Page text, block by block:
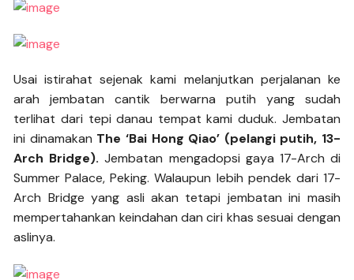
Usai istirahat sejenak kami melanjutkan perjalanan ke
arah jembatan cantik berwarna putih yang sudah
terlihat dari tepi danau tempat kami duduk. Jembatan
ini dinamakan The ‘Bai Hong Qiao’ (pelangi putih, 13-
Arch Bridge). Jembatan mengadopsi gaya 17-Arch di
Summer Palace, Peking. Walaupun lebih pendek dari 17-
Arch Bridge yang asli akan tetapi jembatan ini masih
mempertahankan keindahan dan ciri khas sesuai dengan
aslinya.